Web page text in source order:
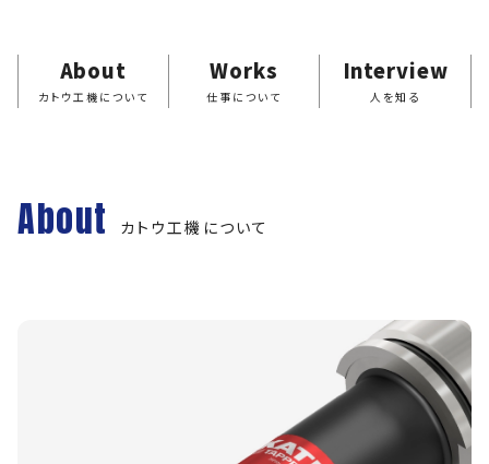
About
カトウ工機について
Works
仕事について
Interview
人を知る
About カトウ工機について